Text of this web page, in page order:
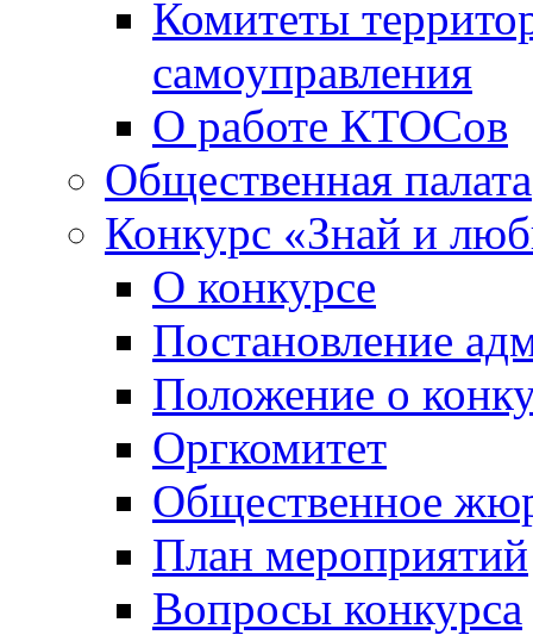
Комитеты
самоуправления
О работе КТОСов
Общественная палата
Конкурс «Знай и
О конкурсе
Постановление
Положение о
Оргкомитет
Общественное
План мероприятий
Вопросы конкурса